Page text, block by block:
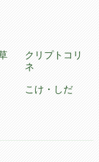
クリプトコリ
ネ
こけ・しだ